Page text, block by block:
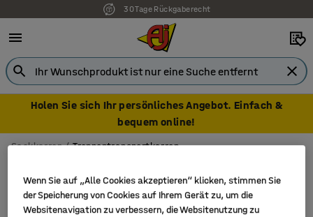
30 Tage Rückgaberecht
Holen Sie sich Ihr persönliches Angebot. Einfach &
bequem online!
Sackkarren Treppentransportkarren
Wenn Sie auf „Alle Cookies akzeptieren“ klicken, stimmen Sie
der Speicherung von Cookies auf Ihrem Gerät zu, um die
Websitenavigation zu verbessern, die Websitenutzung zu